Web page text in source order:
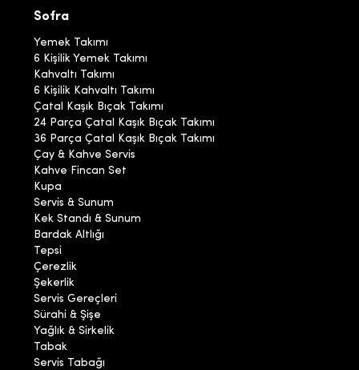
Sofra
Yemek Takımı
6 Kişilik Yemek Takımı
Kahvaltı Takımı
6 Kişilik Kahvaltı Takımı
Çatal Kaşık Bıçak Takımı
24 Parça Çatal Kaşık Bıçak Takımı
36 Parça Çatal Kaşık Bıçak Takımı
Çay & Kahve Servis
Kahve Fincan Set
Kupa
Servis & Sunum
Kek Standı & Sunum
Bardak Altlığı
Tepsi
Çerezlik
Şekerlik
Servis Gereçleri
Sürahi & Şişe
Yağlık & Sirkelik
Tabak
Servis Tabağı